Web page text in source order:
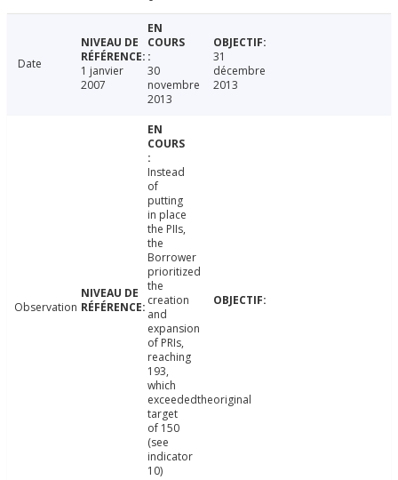
Date
1 janvier
2007
30
novembre
2013
31
décembre
2013
Observation
Instead
of
putting
in place
the PIIs,
the
Borrower
prioritized
the
creation
and
expansion
of PRIs,
reaching
193,
which
exceededtheoriginal
target
of 150
(see
indicator
10)